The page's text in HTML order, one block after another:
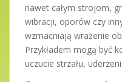
nawet całym strojom,
wibracji, oporów czy
wzmacniają wrażenie
Przykładem mogą być
uczucie strzału,